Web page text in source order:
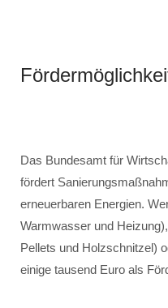
Das Bundesamt für
fördert
erneuerbaren Energien.
Warmwasser und
Pellets und Holzschnitzel)
einige tausend Euro als